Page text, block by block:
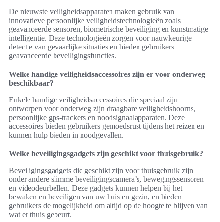
De nieuwste veiligheidsapparaten maken gebruik van
innovatieve persoonlijke veiligheidstechnologieën zoals
geavanceerde sensoren, biometrische beveiliging en kunstmatige
intelligentie. Deze technologieën zorgen voor nauwkeurige
detectie van gevaarlijke situaties en bieden gebruikers
geavanceerde beveiligingsfuncties.
Welke handige veiligheidsaccessoires zijn er voor onderweg
beschikbaar?
Enkele handige veiligheidsaccessoires die speciaal zijn
ontworpen voor onderweg zijn draagbare veiligheidshoorns,
persoonlijke gps-trackers en noodsignaalapparaten. Deze
accessoires bieden gebruikers gemoedsrust tijdens het reizen en
kunnen hulp bieden in noodgevallen.
Welke beveiligingsgadgets zijn geschikt voor thuisgebruik?
Beveiligingsgadgets die geschikt zijn voor thuisgebruik zijn
onder andere slimme beveiligingscamera’s, bewegingssensoren
en videodeurbellen. Deze gadgets kunnen helpen bij het
bewaken en beveiligen van uw huis en gezin, en bieden
gebruikers de mogelijkheid om altijd op de hoogte te blijven van
wat er thuis gebeurt.